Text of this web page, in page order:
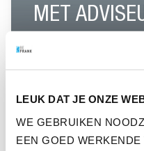
LEUK DAT JE ONZE
WE GEBRUIKEN
EEN GOED
MET
GA NAAR